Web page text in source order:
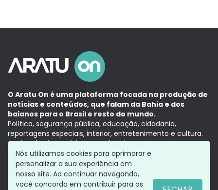
O Aratu On é uma plataforma focada na produção de
notícias e conteúdos, que falam da Bahia e dos
baianos para o Brasil e resto do mundo.
Política, segurança pública, educação, cidadania,
reportagens especiais, interior, entretenimento e cultura.
Aqui, tudo vira notícia e a notícia é no tempo presente,
com a credibilidade do Grupo Aratu.
Grupo Aratu
Política de privacidade
Nós utilizamos cookies para aprimorar e
personalizar a sua experiência em
nosso site. Ao continuar navegando,
você concorda em contribuir para os